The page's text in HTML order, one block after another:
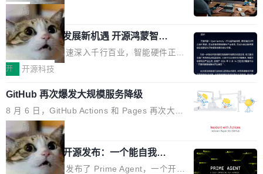
Agency年度合辑的观察指出,“产品”这个离消费
者最近的载体,在整个品牌营销层面的权重显著变
高了。全域营销服务商的竞争正在从规模转向深
度,案例厚度、全域覆盖、多线协同...
破的事实。 Jordan 随后补充了一句软化声明：
「我不认为这些会议上大部分论文都在过度宣传
或造假。问题是，作为读者，如果你筛选出那些
看起来最令人兴奋的论文，那它们大部分都是过
度宣传的。」 这才是真正的痛点。不是所有论文
都有问题，是最吸引眼球的那批论文最有问题。
他引用的帖子来自 Mathew Shen，一位 ICLR 2
026 的读者：「看了篇 ...
这句话不是来自某个技术博客，而是出自 Hieu
Pham 的一条推文。Hieu Pham 是谁？他是 xAI
的早期工程师之一，在 Grok 训练基础设施团队
工作过。近日他在 X 上发了一条帖子，列出了他
认为现代 AI 领域最重要的三个开源项目。 第一
理由很具体。FA 系列不需要解释，但 FA2 是他
认为最重要的一个——复杂度恰到好处，刚好能
驱动你去学 CuTe，但还没被那些"邪恶的" Hopp
er++ 优化所淹没，足够容易修改和适配。 更关
键的是 FA2 的持久性...
局
共商智能硬件发展新机遇 开源鸿蒙智能
硬件开发者日杭州站即将举行
随着万物智联加速深入千行百业，智能硬件正从
单点设备迈向智能化、网联化、协同化发展。作
鸿蒙通过统一技术底座和分布式能力，为不同类
型智能设备的开发、连接与互联提供关键支撑，
也为产业链企业探索产品创新与商业增长打开新
的空间。 8月14日，开源鸿蒙智能硬件开发者日
（OHDD：OpenHarmony Hardware Develope
r Day）将在杭州启航。活动面向智能硬件产业
开 开源科技
GitHub 再次爆发大规模服务降级
8 月 6 日，GitHub Actions 和 Pages 再次大规
模服务降级，Actions 完全不可用超过 5 小时，
webhook 停发，连自托管 runner 也因调度层故
障无法工作。Pages、Copilot code review、C
opilot coding agent 全部受影响。从检测到完全
局
Prime Agent 开源发布：一个能自我改
进的编程 Agent，ARC-AGI 3 超越人类
Prime Intellect 发布了 Prime Agent，一个开源